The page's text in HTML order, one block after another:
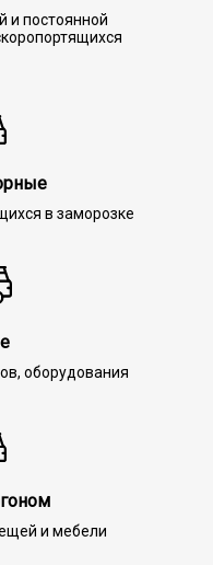
и постоянной
в заморозке
оборудования
и мебели